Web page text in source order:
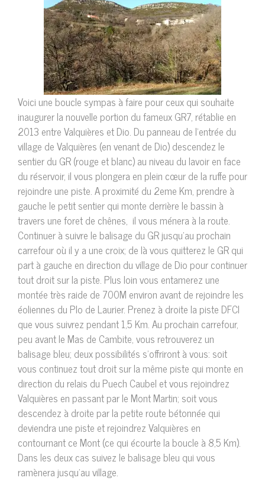
Voici une boucle sympas à faire pour ceux qui souhaite
inaugurer la nouvelle portion du fameux GR7, rétablie en
2013 entre Valquières et Dio. Du panneau de l’entrée du
village de Valquières (en venant de Dio) descendez le
sentier du GR (rouge et blanc) au niveau du lavoir en face
du réservoir, il vous plongera en plein cœur de la ruffe pour
rejoindre une piste. A proximité du 2eme Km, prendre à
gauche le petit sentier qui monte derrière le bassin à
travers une foret de chênes, il vous ménera à la route.
Continuer à suivre le balisage du GR jusqu’au prochain
carrefour où il y a une croix; de là vous quitterez le GR qui
part à gauche en direction du village de Dio pour continuer
tout droit sur la piste. Plus loin vous entamerez une
montée très raide de 700M environ avant de rejoindre les
éoliennes du Plo de Laurier. Prenez à droite la piste DFCI
que vous suivrez pendant 1,5 Km. Au prochain carrefour,
peu avant le Mas de Cambite, vous retrouverez un
balisage bleu; deux possibilités s’offriront à vous: soit
vous continuez tout droit sur la même piste qui monte en
direction du relais du Puech Caubel et vous rejoindrez
Valquières en passant par le Mont Martin; soit vous
descendez à droite par la petite route bétonnée qui
deviendra une piste et rejoindrez Valquières en
contournant ce Mont (ce qui écourte la boucle à 8,5 Km).
Dans les deux cas suivez le balisage bleu qui vous
ramènera jusqu’au village.